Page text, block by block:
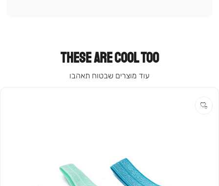
THESE ARE COOL TOO
עוד מוצרים שבטוח תאהבו